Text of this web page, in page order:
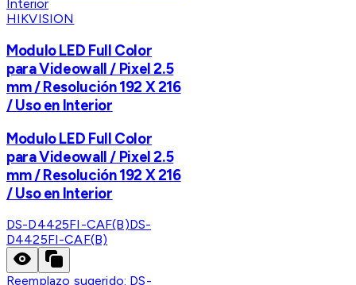
HIKVISION
Modulo LED Full Color
para Videowall / Pixel 2.5
mm / Resolución 192 X 216
/ Uso en Interior
Modulo LED Full Color
para Videowall / Pixel 2.5
mm / Resolución 192 X 216
/ Uso en Interior
DS-D4425FI-CAF(B)DS-
D4425FI-CAF(B)
Reemplazo sugerido: DS-